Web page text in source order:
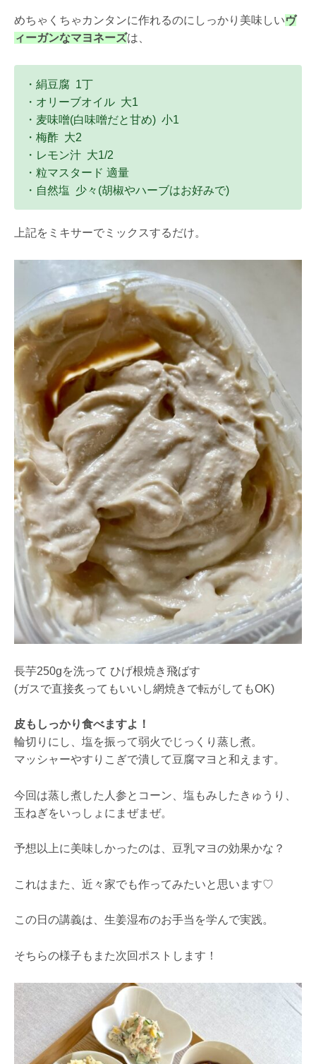
めちゃくちゃカンタンに作れるのにしっかり美味しいヴ
ィーガンなマヨネーズは、
・絹豆腐 1丁
・オリーブオイル 大1
・麦味噌(白味噌だと甘め) 小1
・梅酢 大2
・レモン汁 大1/2
・粒マスタード 適量
・自然塩 少々 (胡椒やハーブはお好みで)
上記をミキサーでミックスするだけ。
長芋250gを洗って ひげ根焼き飛ばす
(ガスで直接炙ってもいいし網焼きで転がしてもOK)
皮もしっかり食べますよ！
輪切りにし、塩を振って弱火でじっくり蒸し煮。
マッシャーやすりこぎで潰して豆腐マヨと和えます。
今回は蒸し煮した人参とコーン、塩もみしたきゅうり、
玉ねぎをいっしょにまぜまぜ。
予想以上に美味しかったのは、豆乳マヨの効果かな？
これはまた、近々家でも作ってみたいと思います♡
この日の講義は、生姜湿布のお手当を学んで実践。
そちらの様子もまた次回ポストします！